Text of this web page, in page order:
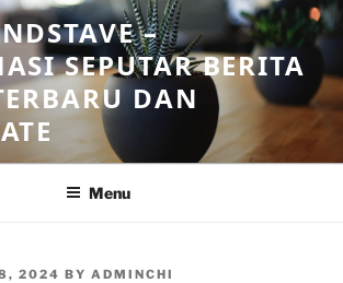
–
SEPUTAR BERITA
DAN
Menu
2024 BY ADMINCHI